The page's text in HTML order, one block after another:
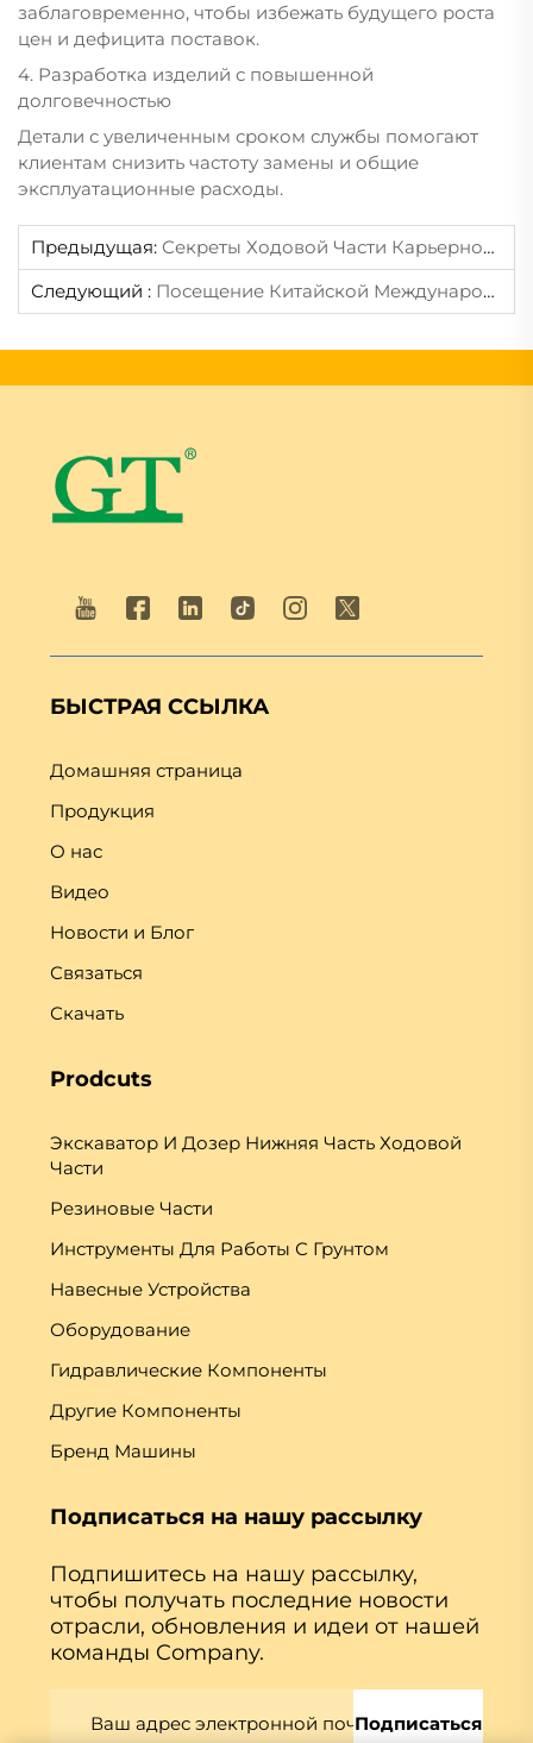
заблаговременно, чтобы избежать будущего роста
цен и дефицита поставок.
4. Разработка изделий с повышенной
долговечностью
Детали с увеличенным сроком службы помогают
клиентам снизить частоту замены и общие
эксплуатационные расходы.
Предыдущая: Секреты Ходовой Части Карьерного Экскаватора: Уроки Обновления Модели Cat 6015 Для Обеспечения Сверхнадёжной Эксплуатации
Следующий : Посещение Китайской Международной Выставки Литейной Промышленности: Свидетельство Мощи Китайской Индустрии Производства
БЫСТРАЯ ССЫЛКА
Домашняя страница
Продукция
О нас
Видео
Новости и Блог
Связаться
Скачать
Prodcuts
Экскаватор И Дозер Нижняя Часть Ходовой
Части
Резиновые Части
Инструменты Для Работы С Грунтом
Навесные Устройства
Оборудование
Гидравлические Компоненты
Другие Компоненты
Бренд Машины
Подписаться на нашу рассылку
Подпишитесь на нашу рассылку,
чтобы получать последние новости
отрасли, обновления и идеи от нашей
команды Company.
Подписаться